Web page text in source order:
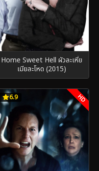
Home Sweet Hell ผัวละเหี่ย
เมียละโหด (2015)
6.9 HD